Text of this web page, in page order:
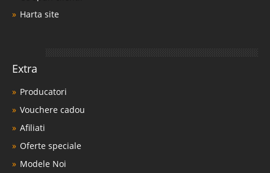
Harta site
Extra
Producatori
Vouchere cadou
Afiliati
Oferte speciale
Modele Noi